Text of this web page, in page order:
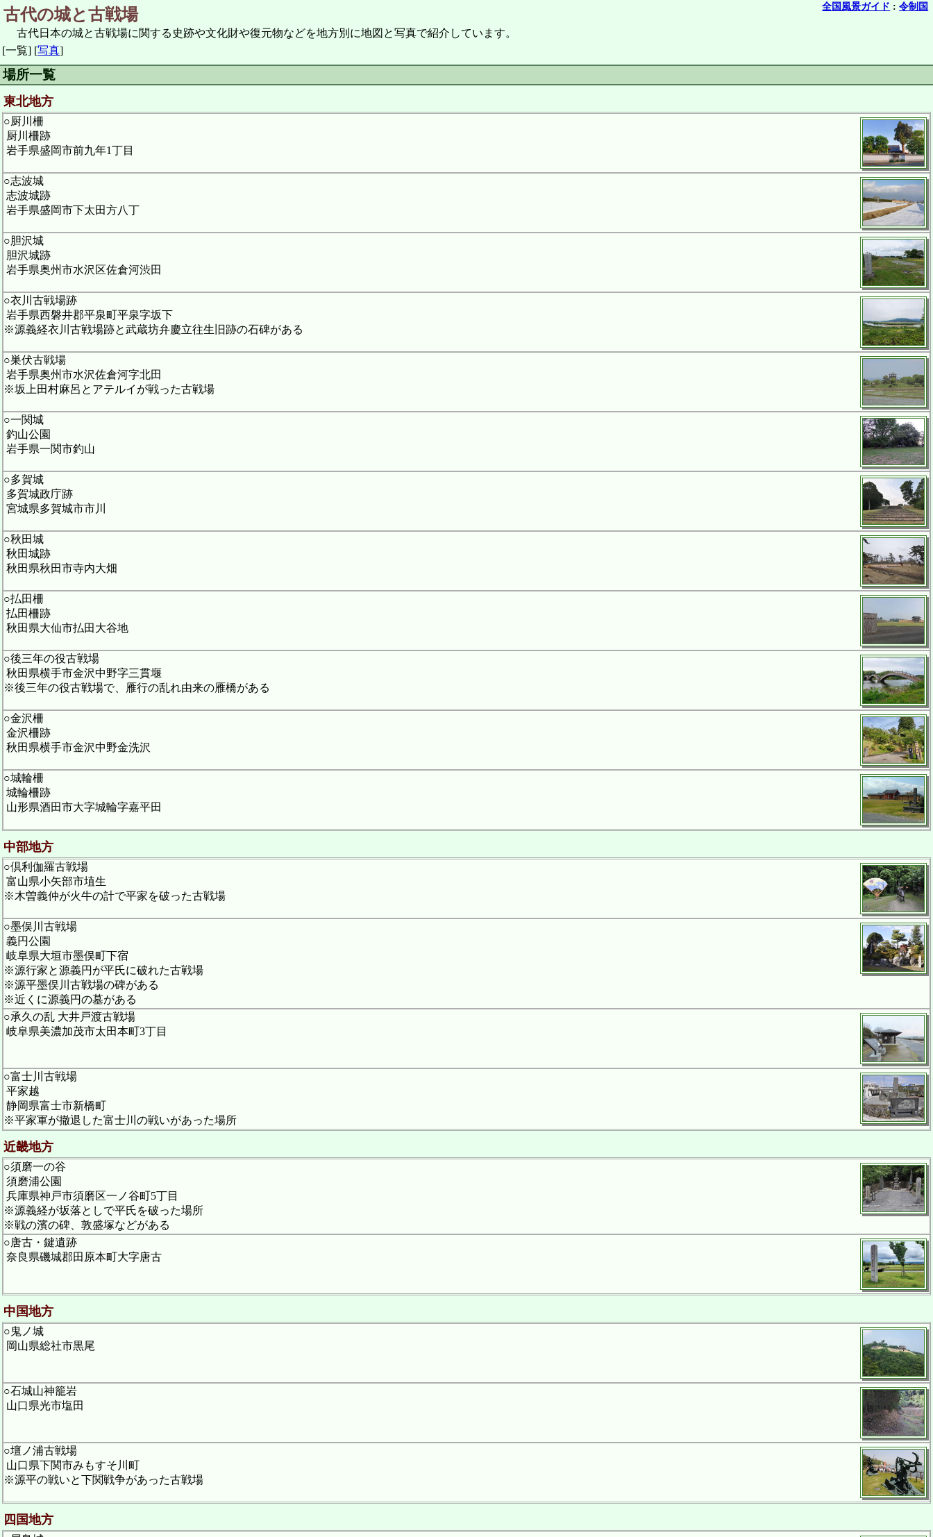
全国風景ガイド :令制国
古代の城と古戦場
古代日本の城と古戦場に関する史跡や文化財や復元物などを地方別に地図と写真で紹介しています。
[一覧] [写真]
場所一覧
東北地方
○厨川柵
厨川柵跡
岩手県盛岡市前九年1丁目
○志波城
志波城跡
岩手県盛岡市下太田方八丁
○胆沢城
胆沢城跡
岩手県奥州市水沢区佐倉河渋田
○衣川古戦場跡
岩手県西磐井郡平泉町平泉字坂下
※源義経衣川古戦場跡と武蔵坊弁慶立往生旧跡の石碑がある
○巣伏古戦場
岩手県奥州市水沢佐倉河字北田
※坂上田村麻呂とアテルイが戦った古戦場
○一関城
釣山公園
岩手県一関市釣山
○多賀城
多賀城政庁跡
宮城県多賀城市市川
○秋田城
秋田城跡
秋田県秋田市寺内大畑
○払田柵
払田柵跡
秋田県大仙市払田大谷地
○後三年の役古戦場
秋田県横手市金沢中野字三貫堰
※後三年の役古戦場で、雁行の乱れ由来の雁橋がある
○金沢柵
金沢柵跡
秋田県横手市金沢中野金洗沢
○城輪柵
城輪柵跡
山形県酒田市大字城輪字嘉平田
中部地方
○倶利伽羅古戦場
富山県小矢部市埴生
※木曽義仲が火牛の計で平家を破った古戦場
○墨俣川古戦場
義円公園
岐阜県大垣市墨俣町下宿
※源行家と源義円が平氏に破れた古戦場
※源平墨俣川古戦場の碑がある
※近くに源義円の墓がある
○承久の乱 大井戸渡古戦場
岐阜県美濃加茂市太田本町3丁目
○富士川古戦場
平家越
静岡県富士市新橋町
※平家軍が撤退した富士川の戦いがあった場所
近畿地方
○須磨一の谷
須磨浦公園
兵庫県神戸市須磨区一ノ谷町5丁目
※源義経が坂落としで平氏を破った場所
※戦の濱の碑、敦盛塚などがある
○唐古・鍵遺跡
奈良県磯城郡田原本町大字唐古
中国地方
○鬼ノ城
岡山県総社市黒尾
○石城山神籠岩
山口県光市塩田
○壇ノ浦古戦場
山口県下関市みもすそ川町
※源平の戦いと下関戦争があった古戦場
四国地方